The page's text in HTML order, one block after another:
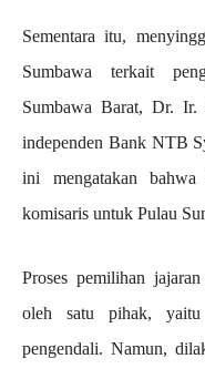
Sementara itu,
Sumbawa terkait
Sumbawa Barat, Dr.
independen Bank NTB
ini mengatakan
komisaris untuk Pulau
Proses pemilihan
oleh satu pihak, yaitu
pengendali. Namun,